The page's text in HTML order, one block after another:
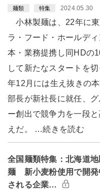
麺類 特集 2024.05.30
小林製麺は、22年に
ラ・フード・ホールデ
本・業務提携し同HDの
して新たなスタートを
年12月には生え抜きの
部長が新社長に就任、
ー創出で競争力を一段
えだ。 …続きを読む
全国麺類特集：北海道
麺 新小麦粉使用で開
される企業…